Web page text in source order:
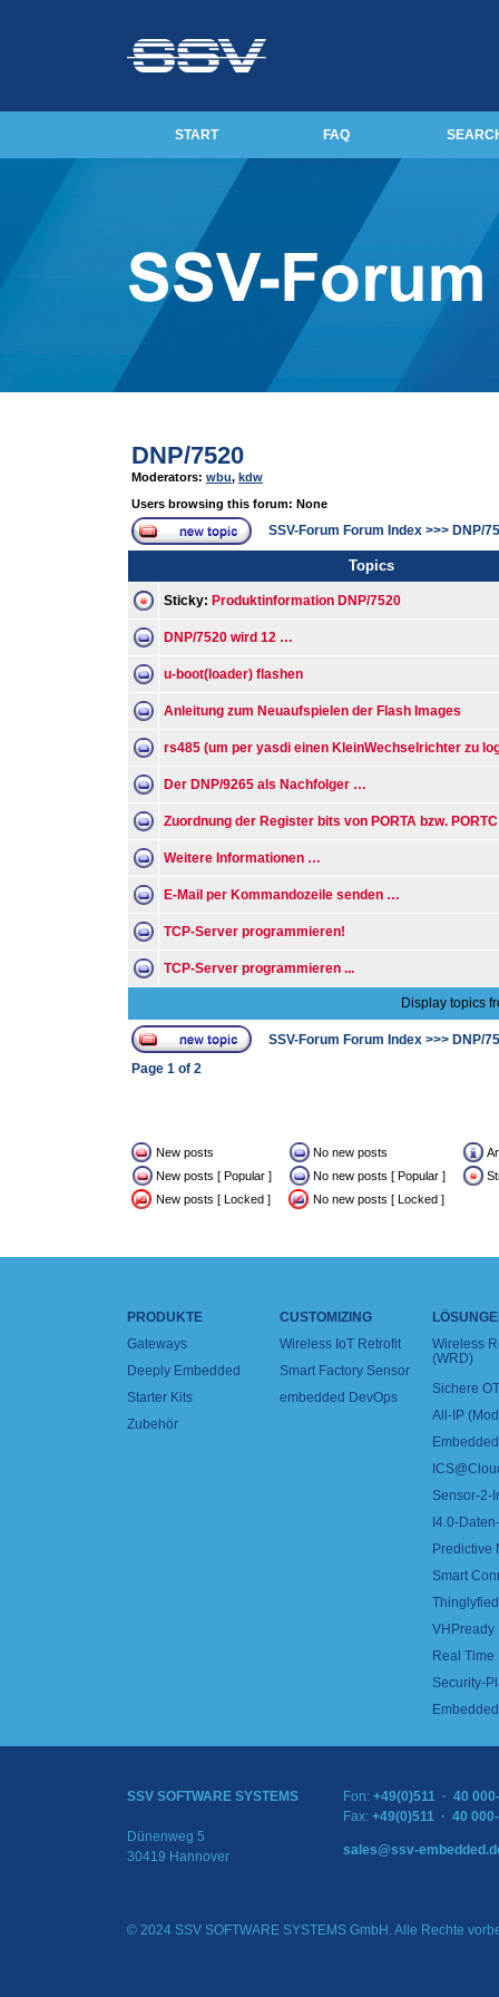
START FAQ
DNP/7520
Moderators: wbu, kdw
Users browsing this forum: None
SSV-Forum Forum Index >>> DNP/
Topics
Sticky: Produktinformation DNP/7520
DNP/7520 wird 12 …
u-boot(loader) flashen
Anleitung zum Neuaufspielen der Flash Images
rs485 (um per yasdi einen KleinWechselrichter zu
Der DNP/9265 als Nachfolger …
Zuordnung der Register bits von PORTA bzw. PORTC
Weitere Informationen …
E-Mail per Kommandozeile senden …
TCP-Server programmieren!
TCP-Server programmieren ...
Display topics
SSV-Forum Forum Index >>> DNP/
Page 1 of 2
New posts No new posts
New posts [ Popular ]
No new posts [ Popular ]
New posts [ Locked ]
No new posts [ Locked ]
PRODUKTE
Gateways
Deeply Embedded
Starter Kits
Zubehör
CUSTOMIZING
Wireless IoT Retrofit
Smart Factory Sensor
embedded DevOps
Wireless
(WRD)
Sichere
All-IP
Sensor-2-
I4.0-
Predictive
Smart
VHPready
Real
Security-
SSV SOFTWARE SYSTEMS
Dünenweg 5
30419 Hannover
Fon: +49(0)511 · 40
Fax: +49(0)511 · 40
sales@ssv-
© 2024 SSV SOFTWARE SYSTEMS GmbH. Alle Rechte